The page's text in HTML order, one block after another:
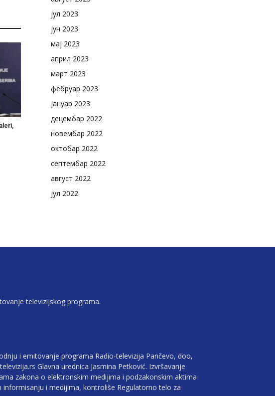
јул 2023
јун 2023
мај 2023
април 2023
март 2023
фебруар 2023
јануар 2023
децембар 2022
новембар 2022
октобар 2022
септембар 2022
август 2022
јул 2022
televizijskog programa.
i emitovanje programa Radio-televizija Pančevo, doo,
Glavna urednica Jasmina Petković. Izvršavanje
zakona o elektronskim medijima i podzakonskim aktima
i medijima, kontroliše Regulatorno telo za